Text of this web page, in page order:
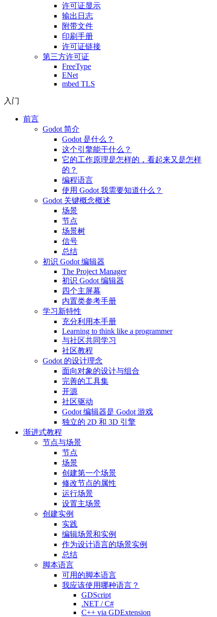
许可证显示
输出日志
附带文件
印刷手册
许可证链接
第三方许可证
FreeType
ENet
mbed TLS
入门
前言
Godot 简介
Godot 是什么？
这个引擎能干什么？
它的工作原理是怎样的，看起来又是怎样
的？
编程语言
使用 Godot 我需要知道什么？
Godot 关键概念概述
场景
节点
场景树
信号
总结
初识 Godot 编辑器
The Project Manager
初识 Godot 编辑器
四个主屏幕
内置类参考手册
学习新特性
充分利用本手册
Learning to think like a programmer
与社区共同学习
社区教程
Godot 的设计理念
面向对象的设计与组合
完善的工具集
开源
社区驱动
Godot 编辑器是 Godot 游戏
独立的 2D 和 3D 引擎
渐进式教程
节点与场景
节点
场景
创建第一个场景
修改节点的属性
运行场景
设置主场景
创建实例
实践
编辑场景和实例
作为设计语言的场景实例
总结
脚本语言
可用的脚本语言
我应该使用哪种语言？
GDScript
.NET / C#
C++ via GDExtension